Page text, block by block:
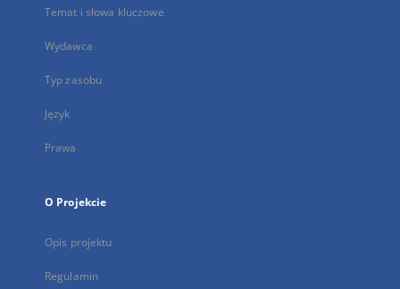
Temat i słowa kluczowe
Wydawca
Typ zasobu
Język
Prawa
O Projekcie
Opis projektu
Regulamin